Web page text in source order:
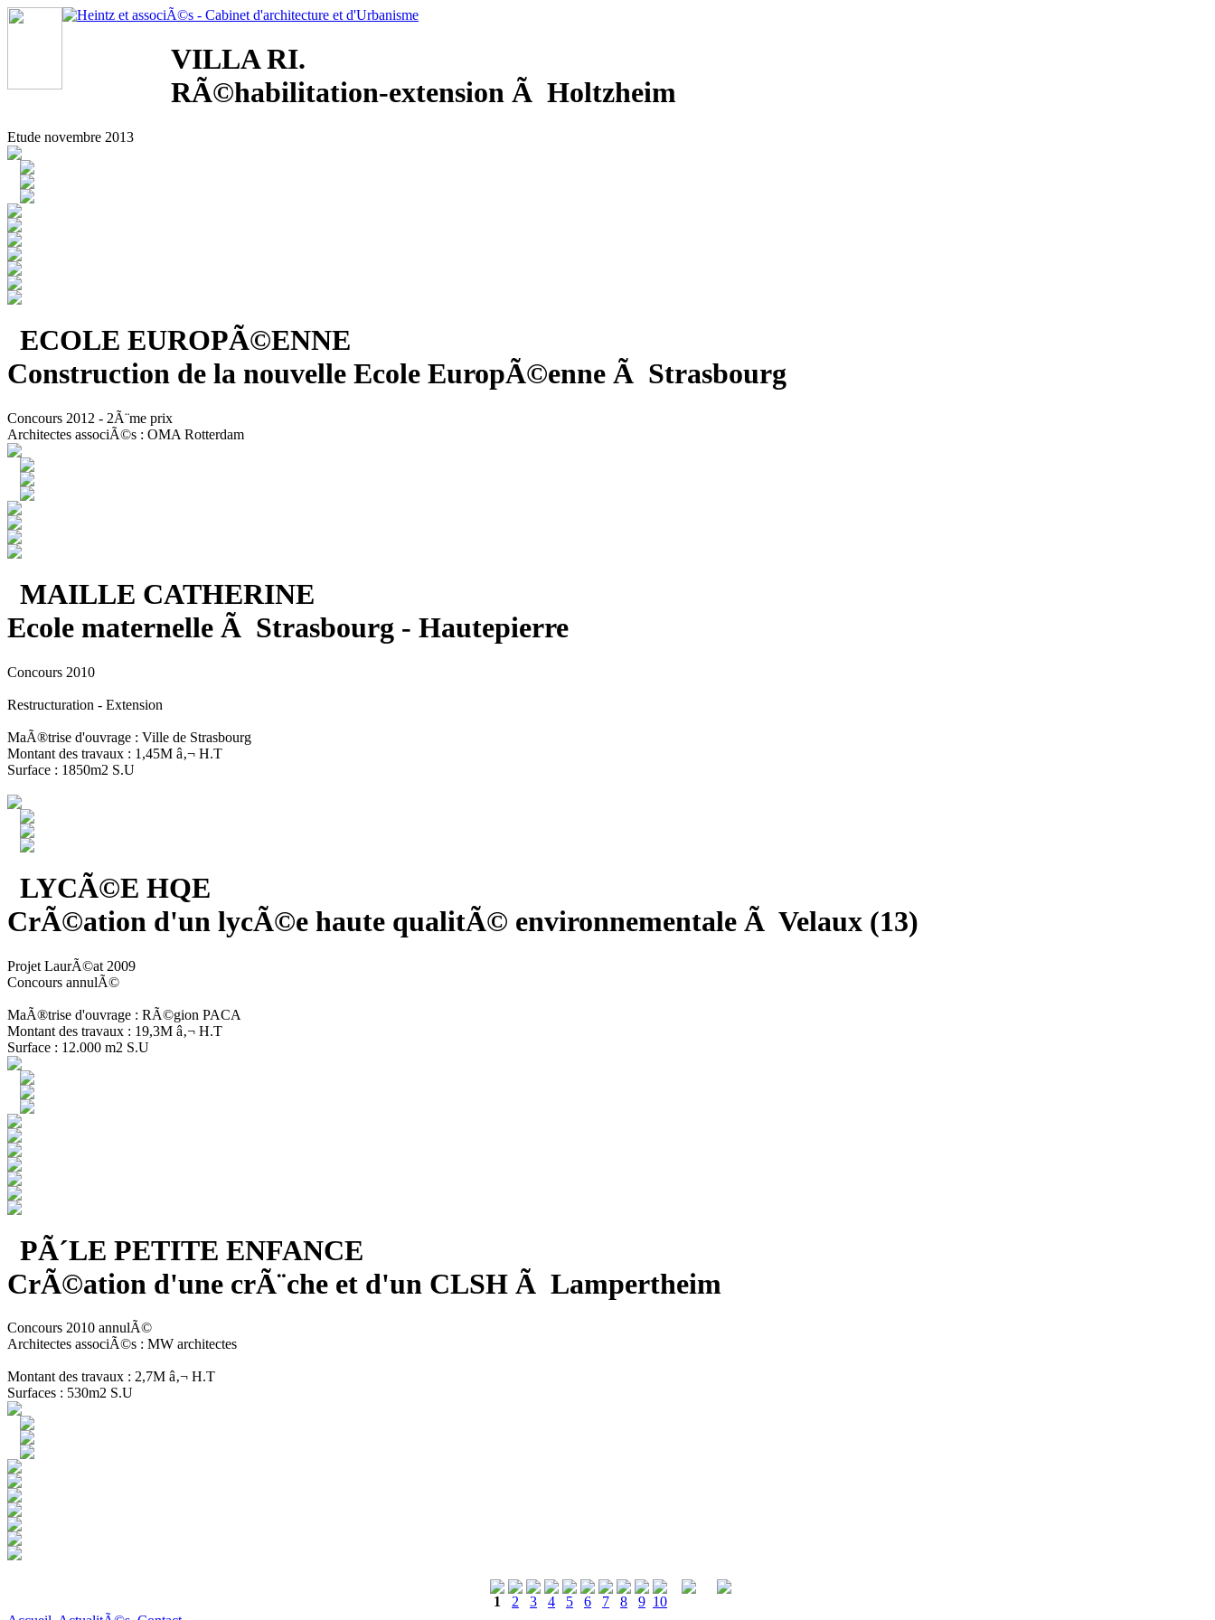
VILLA RI.
RÃ©habilitation-extension Ã Holtzheim
Etude novembre 2013
ECOLE EUROPÃ©ENNE
Construction de la nouvelle Ecole EuropÃ©enne Ã Strasbourg
Concours 2012 - 2Ã¨me prix
Architectes associÃ©s : OMA Rotterdam
MAILLE CATHERINE
Ecole maternelle Ã Strasbourg - Hautepierre
Concours 2010
Restructuration - Extension
MaÃ®trise d'ouvrage : Ville de Strasbourg
Montant des travaux : 1,45M â‚¬ H.T
Surface : 1850m2 S.U
LYCÃ©E HQE
CrÃ©ation d'un lycÃ©e haute qualitÃ© environnementale Ã Velaux (13)
Projet LaurÃ©at 2009
Concours annulÃ©
MaÃ®trise d'ouvrage : RÃ©gion PACA
Montant des travaux : 19,3M â‚¬ H.T
Surface : 12.000 m2 S.U
PÃ´LE PETITE ENFANCE
CrÃ©ation d'une crÃ¨che et d'un CLSH Ã Lampertheim
Concours 2010 annulÃ©
Architectes associÃ©s : MW architectes
Montant des travaux : 2,7M â‚¬ H.T
Surfaces : 530m2 S.U
1 2 3 4 5 6 7 8 9 10